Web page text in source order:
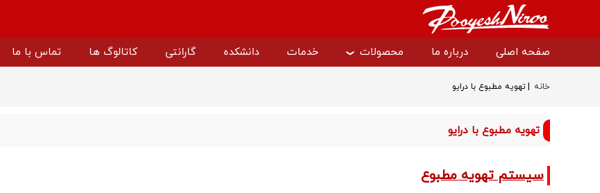
صفحه اصلی درباره ما محصولات
درایو وکن
خدمات دانشکده گارانتی کاتالوگ ها تماس با ما
خانه |تهویه مطبوع با درایو
تهویه مطبوع با درایو
سیستم تهویه مطبوع